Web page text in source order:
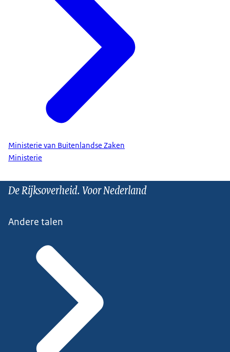
Ministerie van Buitenlandse Zaken
Ministerie
De Rijksoverheid. Voor Nederland
Andere talen